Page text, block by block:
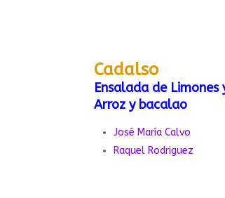
Cadalso
Ensalada de
Arroz y bacalao
José María Calvo
Raquel Rodriguez